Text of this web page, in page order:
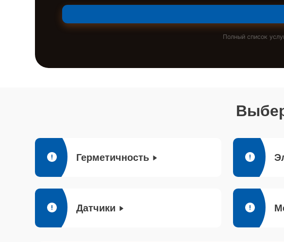
Полный список
Герметичность
Датчики